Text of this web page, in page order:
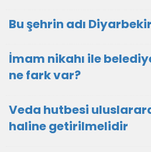
Bu şehrin adı
İmam nikahı ile
ne fark var?
Veda hutbesi
haline getirilmelidir